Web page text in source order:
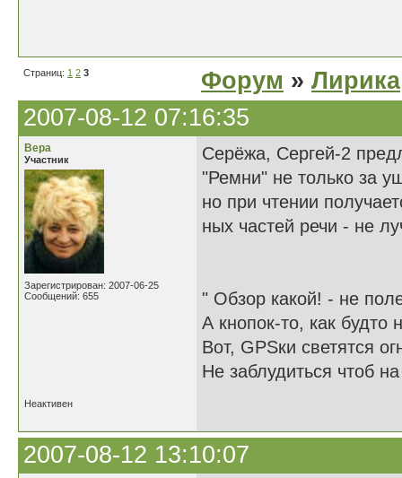
Страниц: 1 2 3 Форум » Лирика
2007-08-12 07:16:35
Вера
Участник
Зарегистрирован: 2007-06-25
Сообщений: 655
Серёжа, Сергей-2
"Ремни" не только за
но при чтении
ных частей речи - не
" Обзор какой! - не
А кнопок-то, как будто
Вот, GPSки светятся
Не заблудиться чтоб
Неактивен
2007-08-12 13:10:07